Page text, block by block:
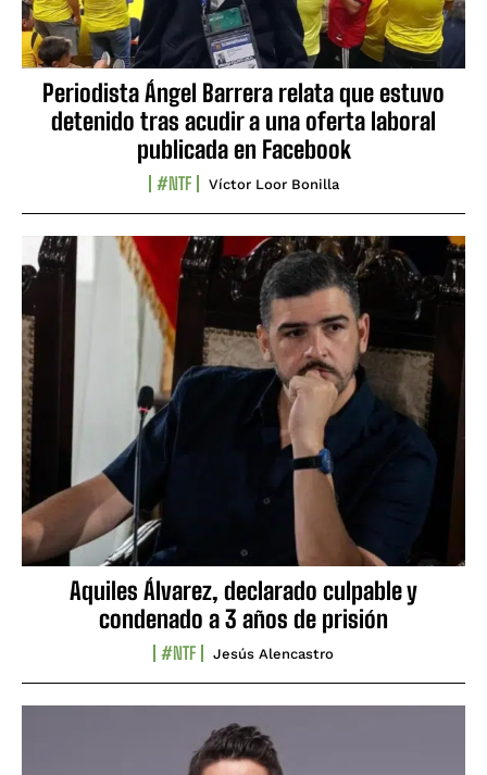
Periodista Ángel Barrera relata que estuvo
detenido tras acudir a una oferta laboral
publicada en Facebook
#NTF Víctor Loor Bonilla
Aquiles Álvarez, declarado culpable y
condenado a 3 años de prisión
#NTF Jesús Alencastro